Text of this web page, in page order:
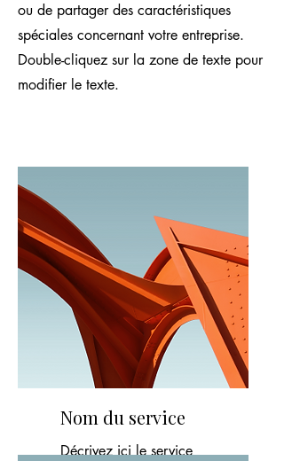
ou de partager des caractéristiques
spéciales concernant votre entreprise.
Double-cliquez sur la zone de texte pour
modifier le texte.
Nom du service
Décrivez ici le service